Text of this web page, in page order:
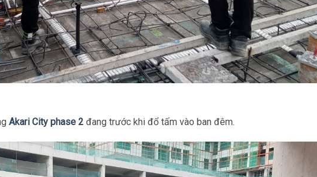
Akari City phase 2đang trước khi đổ tấm vào ban đêm.